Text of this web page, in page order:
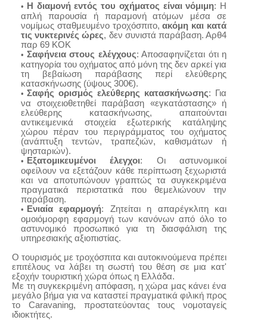
Η διαμονή εντός του οχήματος είναι νόμιμη: Η
απλή παρουσία ή παραμονή ατόμων μέσα σε
νομίμως σταθμευμένο τροχόσπιτο,ακόμη και κατά
τις νυκτερινές ώρες, δεν συνιστά παράβαση. Αρθ4
παρ 69 ΚΟΚ
Σαφήνεια στους ελέγχους: Αποσαφηνίζεται ότι η
κατηγορία του οχήματος από μόνη της δεν αρκεί για
τη βεβαίωση παράβασης περί ελεύθερης
κατασκήνωσης (ύψους 300€).
Σαφής ορισμός ελεύθερης κατασκήνωσης: Για
να στοιχειοθετηθεί παράβαση «εγκατάστασης» ή
ελεύθερης κατασκήνωσης, απαιτούνται
αντικειμενικά στοιχεία εξωτερικής κατάληψης
χώρου πέραν του περιγράμματος του οχήματος
(ανάπτυξη τεντών, τραπεζιών, καθισμάτων ή
ψησταριών).
Εξατομικευμένοι έλεγχοι: Οι αστυνομικοί
οφείλουν να εξετάζουν κάθε περίπτωση ξεχωριστά
και να αποτυπώνουν γραπτώς τα συγκεκριμένα
πραγματικά περιστατικά που θεμελιώνουν την
παράβαση.
Ενιαία εφαρμογή: Ζητείται η απαρέγκλιτη και
ομοιόμορφη εφαρμογή των κανόνων από όλο το
αστυνομικό προσωπικό για τη διασφάλιση της
υπηρεσιακής αξιοπιστίας.
Ο τουρισμός με τροχόσπιτα και αυτοκινούμενα πρέπει
επιτέλους να λάβει τη σωστή του θέση σε μια κατ'
εξοχήν τουριστική χώρα όπως η Ελλάδα.
Με τη συγκεκριμένη απόφαση, η χώρα μας κάνει ένα
μεγάλο βήμα για να καταστεί πραγματικά φιλική προς
το Caravaning, προστατεύοντας τους νομοταγείς
ιδιοκτήτες.